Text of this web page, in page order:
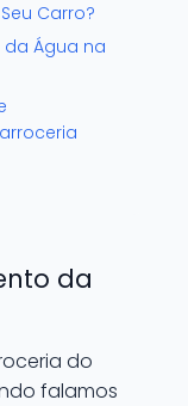
Carro?
Água na
da
do
falamos